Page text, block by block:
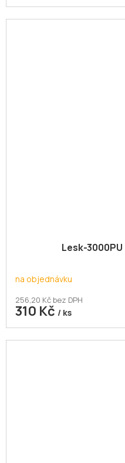
Lesk-
na objednávku
256,20 Kč bez DPH
310 Kč / ks